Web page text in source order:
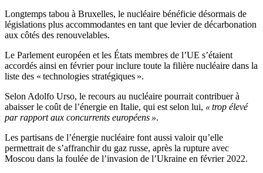
Longtemps tabou à Bruxelles, le nucléaire bénéficie désormais de
législations plus accommodantes en tant que levier de décarbonation
aux côtés des renouvelables.
Le Parlement européen et les États membres de l’UE s’étaient
accordés ainsi en février pour inclure toute la filière nucléaire dans la
liste des « technologies stratégiques ».
Selon Adolfo Urso, le recours au nucléaire pourrait contribuer à
abaisser le coût de l’énergie en Italie, qui est selon lui, « trop élevé
par rapport aux concurrents européens ».
Les partisans de l’énergie nucléaire font aussi valoir qu’elle
permettrait de s’affranchir du gaz russe, après la rupture avec
Moscou dans la foulée de l’invasion de l’Ukraine en février 2022.